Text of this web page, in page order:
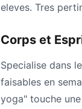
eleves. Tres
Corps et
Specialise dans
faisables en
yoga" touche